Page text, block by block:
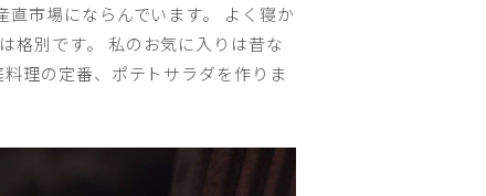
市場にならんでいます。 よく寝か
格別です。 私のお気に入りは昔な
理の定番、ポテトサラダを作りま